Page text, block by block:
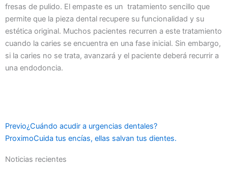
fresas de pulido. El empaste es un tratamiento sencillo que
permite que la pieza dental recupere su funcionalidad y su
estética original. Muchos pacientes recurren a este tratamiento
cuando la caries se encuentra en una fase inicial. Sin embargo,
si la caries no se trata, avanzará y el paciente deberá recurrir a
una endodoncia.
Ant
Previo¿Cuándo acudir a urgencias dentales?
ProximoCuida tus encías, ellas salvan tus dientes.
Noticias recientes